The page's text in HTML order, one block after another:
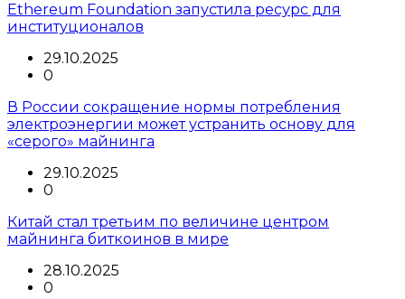
Ethereum Foundation запустила ресурс для
институционалов
29.10.2025
0
В России сокращение нормы потребления
электроэнергии может устранить основу для
«серого» майнинга
29.10.2025
0
Китай стал третьим по величине центром
майнинга биткоинов в мире
28.10.2025
0